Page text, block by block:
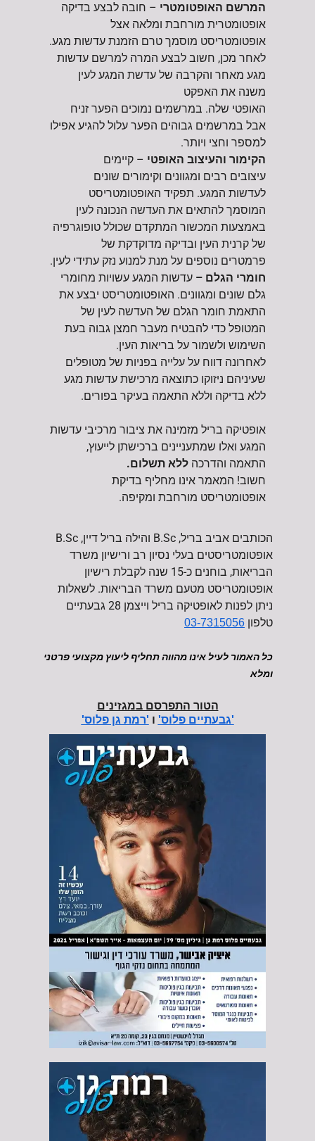
המרשם האופטומטרי – חובה לבצע בדיקה
אופטומטרית מורחבת ומלאה אצל
אופטומטריסט מוסמך טרם הזמנת עדשות מגע.
לאחר מכן, חשוב לבצע המרה למרשם עדשות
מגע מאחר והקרבה של עדשת המגע לעין
משנה את האפקט
האופטי שלה. במרשמים נמוכים הפער זניח
אבל במרשמים גבוהים הפער עלול להגיע אפילו
למספר וחצי ויותר.
הקימור והעיצוב האופטי – קיימים
עיצובים רבים ומגוונים וקימורים שונים
לעדשות המגע. תפקיד האופטומטריסט
המוסמך להתאים את העדשה הנכונה לעין
באמצעות המכשור המתקדם שכולל טופוגרפיה
של קרנית העין ובדיקה מדוקדקת של
פרמטרים נוספים על מנת למנוע נזק עתידי לעין.
חומרי הגלם – עדשות המגע עשויות מחומרי
גלם שונים ומגוונים. האופטומטריסט יבצע את
התאמת חומר הגלם של העדשה לעין של
המטופל כדי להבטיח מעבר חמצן גבוה בעת
השימוש ולשמור על בריאות העין.
לאחרונה דווח על עלייה בפניות של מטופלים
שעיניהם ניזוקו כתוצאה מרכישת עדשות מגע
ללא בדיקה וללא התאמה בעיקר בפורים.
אופטיקה בריל מזמינה את ציבור מרכיבי עדשות
המגע ואלו שמתעניינים ברכישתן לייעוץ,
התאמה והדרכה ללא תשלום.
חשוב! המאמר אינו מחליף בדיקת
אופטומטריסט מורחבת ומקיפה.
הכותבים אביב בריל, B.Sc והילה בריל דיין, B.Sc
אופטומטריסטים בעלי נסיון רב ורישיון משרד
הבריאות, בוחנים כ-15 שנה לקבלת רישיון
אופטומטריסט מטעם משרד הבריאות. לשאלות
ניתן לפנות לאופטיקה בריל וייצמן 28 גבעתיים
טלפון 03-7315056
כל האמור לעיל אינו מהווה תחליף ליעוץ מקצועי פרטני
ומלא
הטור התפרסם במגזינים
'גבעתיים פלוס' ו 'רמת גן פלוס'